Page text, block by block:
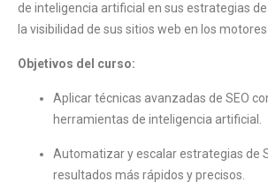
de inteligencia artificial en sus estrategias
la visibilidad de sus sitios web en los
Objetivos del curso:
Aplicar técnicas avanzadas de SEO
herramientas de inteligencia artificial.
Automatizar y escalar estrategias de
resultados más rápidos y precisos.